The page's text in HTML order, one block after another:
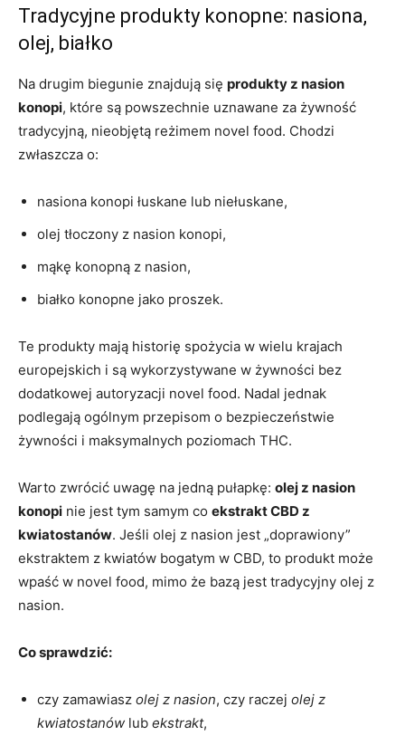
Tradycyjne produkty konopne: nasiona,
olej, białko
Na drugim biegunie znajdują się produkty z nasion
konopi, które są powszechnie uznawane za żywność
tradycyjną, nieobjętą reżimem novel food. Chodzi
zwłaszcza o:
nasiona konopi łuskane lub niełuskane,
olej tłoczony z nasion konopi,
mąkę konopną z nasion,
białko konopne jako proszek.
Te produkty mają historię spożycia w wielu krajach
europejskich i są wykorzystywane w żywności bez
dodatkowej autoryzacji novel food. Nadal jednak
podlegają ogólnym przepisom o bezpieczeństwie
żywności i maksymalnych poziomach THC.
Warto zwrócić uwagę na jedną pułapkę: olej z nasion
konopi nie jest tym samym co ekstrakt CBD z
kwiatostanów. Jeśli olej z nasion jest „doprawiony”
ekstraktem z kwiatów bogatym w CBD, to produkt może
wpaść w novel food, mimo że bazą jest tradycyjny olej z
nasion.
Co sprawdzić:
czy zamawiasz olej z nasion, czy raczej olej z
kwiatostanów lub ekstrakt,